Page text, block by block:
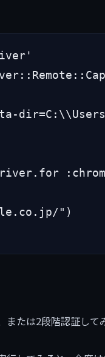
")
たは2段階認証して